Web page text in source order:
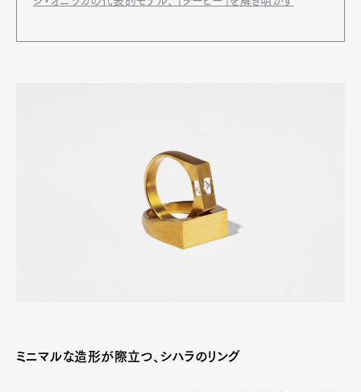
ミニマルな造形が際立つ、シハラのリング